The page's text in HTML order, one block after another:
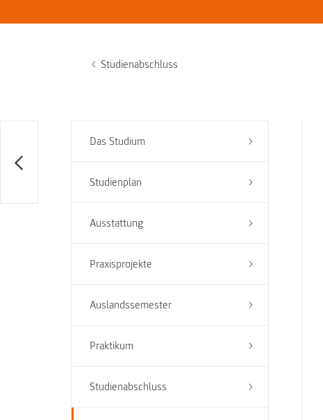
Studienabschluss
Das Studium
Studienplan
Ausstattung
Praxisprojekte
Auslandssemester
Praktikum
Studienabschluss